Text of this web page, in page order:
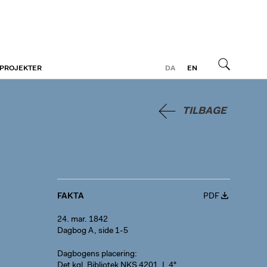
DA
EN
TILBAGE
FAKTA PDF
24. mar. 1842
Dagbog A, side 1-5
Dagbogens placering